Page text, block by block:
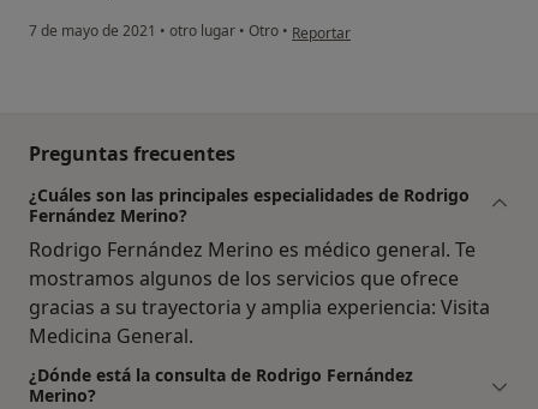
7 de mayo de 2021 • otro lugar • Otro • en opinión del usuario Homero
Reportar
Preguntas frecuentes
¿Cuáles son las principales especialidades de Rodrigo
Fernández Merino?
Rodrigo Fernández Merino es médico general. Te
mostramos algunos de los servicios que ofrece
gracias a su trayectoria y amplia experiencia: Visita
Medicina General.
¿Dónde está la consulta de Rodrigo Fernández
Merino?